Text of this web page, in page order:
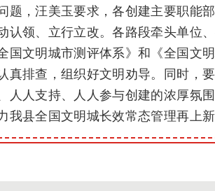
题，汪美玉要求，各创建主要职能
认领、立行立改。各路段牵头单位
国文明城市测评体系》和《全国文
真排查，组织好文明劝导。同时，
人人支持、人人参与创建的浓厚氛
我县全国文明城长效常态管理再上